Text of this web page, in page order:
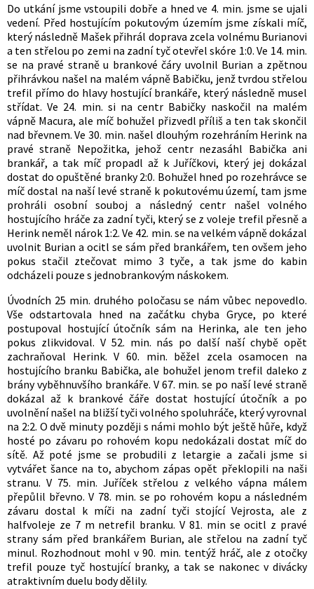
Do utkání jsme vstoupili dobře a hned ve 4. min. jsme se ujali
vedení. Před hostujícím pokutovým územím jsme získali míč,
který následně Mašek přihrál doprava zcela volnému Burianovi
a ten střelou po zemi na zadní tyč otevřel skóre 1:0. Ve 14. min.
se na pravé straně u brankové čáry uvolnil Burian a zpětnou
přihrávkou našel na malém vápně Babičku, jenž tvrdou střelou
trefil přímo do hlavy hostující brankáře, který následně musel
střídat. Ve 24. min. si na centr Babičky naskočil na malém
vápně Macura, ale míč bohužel přizvedl příliš a ten tak skončil
nad břevnem. Ve 30. min. našel dlouhým rozehráním Herink na
pravé straně Nepožitka, jehož centr nezasáhl Babička ani
brankář, a tak míč propadl až k Juříčkovi, který jej dokázal
dostat do opuštěné branky 2:0. Bohužel hned po rozehrávce se
míč dostal na naší levé straně k pokutovému území, tam jsme
prohráli osobní souboj a následný centr našel volného
hostujícího hráče za zadní tyči, který se z voleje trefil přesně a
Herink neměl nárok 1:2. Ve 42. min. se na velkém vápně dokázal
uvolnit Burian a ocitl se sám před brankářem, ten ovšem jeho
pokus stačil ztečovat mimo 3 tyče, a tak jsme do kabin
odcházeli pouze s jednobrankovým náskokem.
Úvodních 25 min. druhého poločasu se nám vůbec nepovedlo.
Vše odstartovala hned na začátku chyba Gryce, po které
postupoval hostující útočník sám na Herinka, ale ten jeho
pokus zlikvidoval. V 52. min. nás po další naší chybě opět
zachraňoval Herink. V 60. min. běžel zcela osamocen na
hostujícího branku Babička, ale bohužel jenom trefil daleko z
brány vyběhnuvšího brankáře. V 67. min. se po naší levé straně
dokázal až k brankové čáře dostat hostující útočník a po
uvolnění našel na bližší tyči volného spoluhráče, který vyrovnal
na 2:2. O dvě minuty později s námi mohlo být ještě hůře, když
hosté po závaru po rohovém kopu nedokázali dostat míč do
sítě. Až poté jsme se probudili z letargie a začali jsme si
vytvářet šance na to, abychom zápas opět překlopili na naši
stranu. V 75. min. Juříček střelou z velkého vápna málem
přepůlil břevno. V 78. min. se po rohovém kopu a následném
závaru dostal k míči na zadní tyči stojící Vejrosta, ale z
halfvoleje ze 7 m netrefil branku. V 81. min se ocitl z pravé
strany sám před brankářem Burian, ale střelou na zadní tyč
minul. Rozhodnout mohl v 90. min. tentýž hráč, ale z otočky
trefil pouze tyč hostující branky, a tak se nakonec v divácky
atraktivním duelu body dělily.